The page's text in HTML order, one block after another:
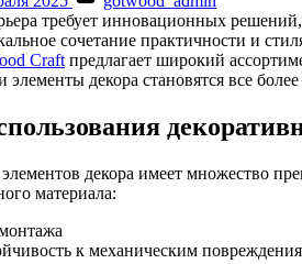
требует инновационных
сочетание практичности и
Craft предлагает широкий
элементы декора становятся все
декора имеет множество
материала:
к механическим